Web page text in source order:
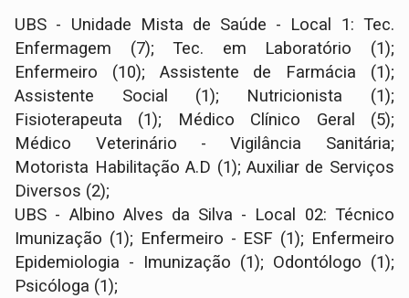
UBS - Unidade Mista de Saúde - Local 1: Tec.
Enfermagem (7); Tec. em Laboratório (1);
Enfermeiro (10); Assistente de Farmácia (1);
Assistente Social (1); Nutricionista (1);
Fisioterapeuta (1); Médico Clínico Geral (5);
Médico Veterinário - Vigilância Sanitária;
Motorista Habilitação A.D (1); Auxiliar de Serviços
Diversos (2);
UBS - Albino Alves da Silva - Local 02: Técnico
Imunização (1); Enfermeiro - ESF (1); Enfermeiro
Epidemiologia - Imunização (1); Odontólogo (1);
Psicóloga (1);